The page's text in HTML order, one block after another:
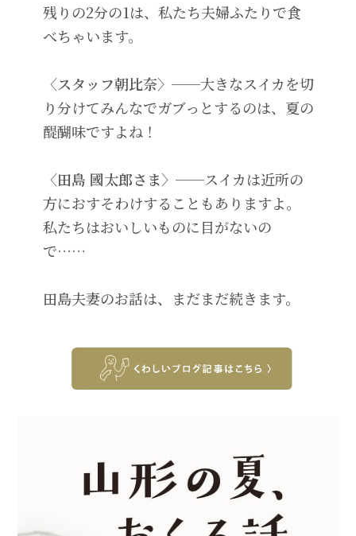
残りの2分の1は、私たち夫婦ふたりで食
べちゃいます。
〈スタッフ朝比奈〉──大きなスイカを切
り分けてみんなでガブっとするのは、夏の
醍醐味ですよね！
〈田島 國太郎さま〉──スイカは近所の
方におすそわけすることもありますよ。
私たちはおいしいものに目がないの
で……
田島夫妻のお話は、まだまだ続きます。